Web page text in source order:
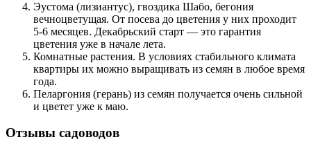
Эустома (лизиантус), гвоздика Шабо, бегония
вечноцветущая. От посева до цветения у них проходит
5-6 месяцев. Декабрьский старт — это гарантия
цветения уже в начале лета.
Комнатные растения. В условиях стабильного климата
квартиры их можно выращивать из семян в любое время
года.
Пеларгония (герань) из семян получается очень сильной
и цветет уже к маю.
Отзывы садоводов